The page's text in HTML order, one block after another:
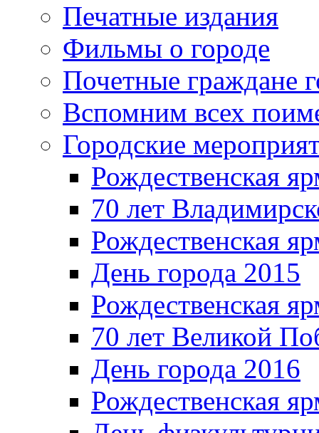
Печатные издания
Фильмы о городе
Почетные граждане
Вспомним всех
Городские
Рождественская
70 лет
Рождественская
День города 2015
Рождественская
70 лет Великой
День города 2016
Рождественская